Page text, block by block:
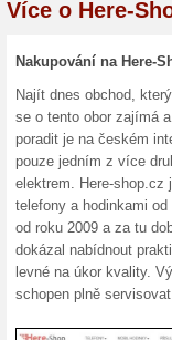
platby
ušetřit.
100%